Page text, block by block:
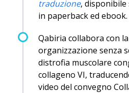
traduzione, disponibile
in paperback ed ebook.
Qabiria collabora con la
organizzazione senza
distrofia muscolare
collageno VI,
video del convegno